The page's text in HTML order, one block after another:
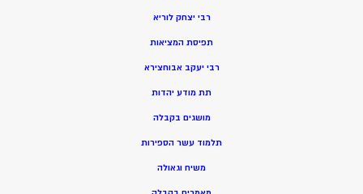
רבי יצחק לוריא
תפיסת המציאות
רבי יעקב אבוחצירא
תת מודע יהדות
מושגים בקבלה
תלמוד עשר הספירות
משיח וגאולה